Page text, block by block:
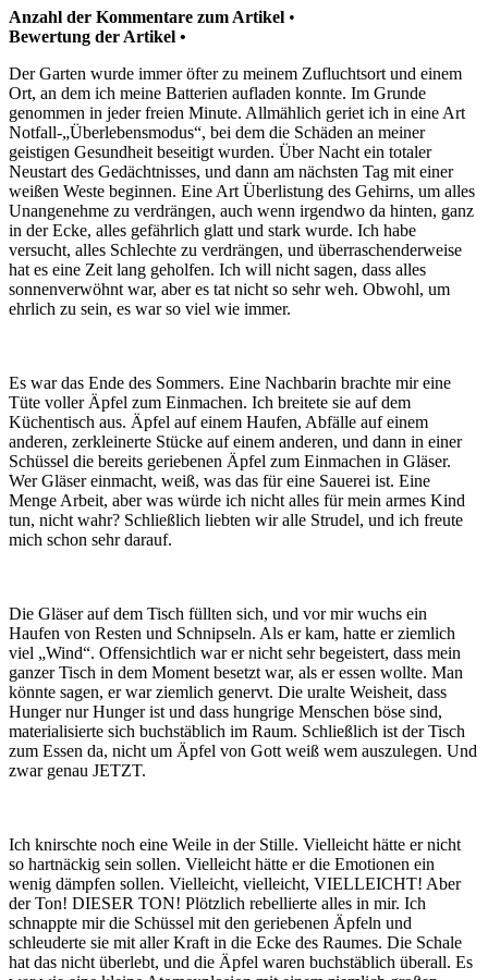
Anzahl der Kommentare zum Artikel •
Bewertung der Artikel •
Der Garten wurde immer öfter zu meinem Zufluchtsort und einem
Ort, an dem ich meine Batterien aufladen konnte. Im Grunde
genommen in jeder freien Minute. Allmählich geriet ich in eine Art
Notfall-„Überlebensmodus“, bei dem die Schäden an meiner
geistigen Gesundheit beseitigt wurden. Über Nacht ein totaler
Neustart des Gedächtnisses, und dann am nächsten Tag mit einer
weißen Weste beginnen. Eine Art Überlistung des Gehirns, um alles
Unangenehme zu verdrängen, auch wenn irgendwo da hinten, ganz
in der Ecke, alles gefährlich glatt und stark wurde. Ich habe
versucht, alles Schlechte zu verdrängen, und überraschenderweise
hat es eine Zeit lang geholfen. Ich will nicht sagen, dass alles
sonnenverwöhnt war, aber es tat nicht so sehr weh. Obwohl, um
ehrlich zu sein, es war so viel wie immer.
Es war das Ende des Sommers. Eine Nachbarin brachte mir eine
Tüte voller Äpfel zum Einmachen. Ich breitete sie auf dem
Küchentisch aus. Äpfel auf einem Haufen, Abfälle auf einem
anderen, zerkleinerte Stücke auf einem anderen, und dann in einer
Schüssel die bereits geriebenen Äpfel zum Einmachen in Gläser.
Wer Gläser einmacht, weiß, was das für eine Sauerei ist. Eine
Menge Arbeit, aber was würde ich nicht alles für mein armes Kind
tun, nicht wahr? Schließlich liebten wir alle Strudel, und ich freute
mich schon sehr darauf.
Die Gläser auf dem Tisch füllten sich, und vor mir wuchs ein
Haufen von Resten und Schnipseln. Als er kam, hatte er ziemlich
viel „Wind“. Offensichtlich war er nicht sehr begeistert, dass mein
ganzer Tisch in dem Moment besetzt war, als er essen wollte. Man
könnte sagen, er war ziemlich genervt. Die uralte Weisheit, dass
Hunger nur Hunger ist und dass hungrige Menschen böse sind,
materialisierte sich buchstäblich im Raum. Schließlich ist der Tisch
zum Essen da, nicht um Äpfel von Gott weiß wem auszulegen. Und
zwar genau JETZT.
Ich knirschte noch eine Weile in der Stille. Vielleicht hätte er nicht
so hartnäckig sein sollen. Vielleicht hätte er die Emotionen ein
wenig dämpfen sollen. Vielleicht, vielleicht, VIELLEICHT! Aber
der Ton! DIESER TON! Plötzlich rebellierte alles in mir. Ich
schnappte mir die Schüssel mit den geriebenen Äpfeln und
schleuderte sie mit aller Kraft in die Ecke des Raumes. Die Schale
hat das nicht überlebt, und die Äpfel waren buchstäblich überall. Es